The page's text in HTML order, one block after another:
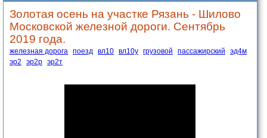
Золотая осень на участке Рязань - Шилово
Московской железной дороги. Сентябрь
2019 года.
железная дорога поезд вл10 вл10у грузовой пассажирский
эд4м
эр2
эр2р эр2т